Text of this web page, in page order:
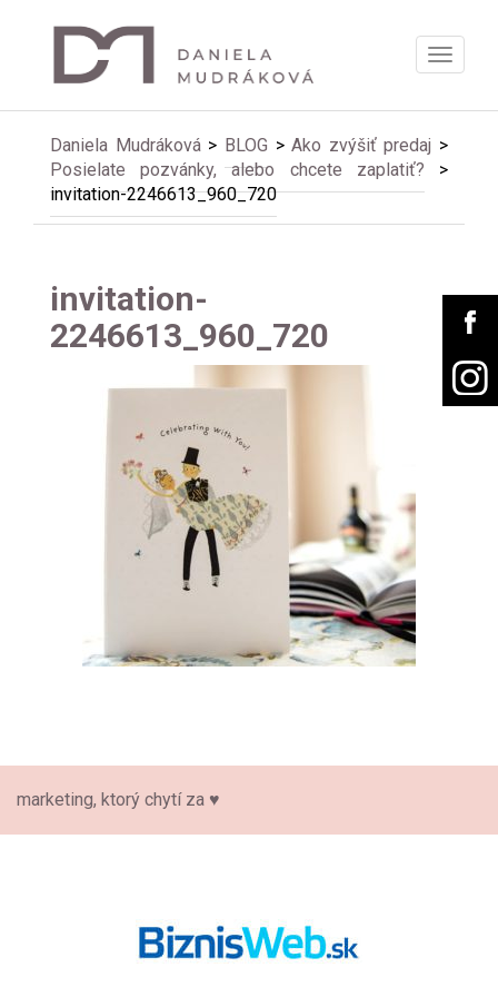
Daniela Mudráková> BLOG >Ako zvýšiť predaj >
Posielate pozvánky, alebo chcete zaplatiť? >
invitation-2246613_960_720
invitation-
2246613_960_720
marketing, ktorý chytí za ♥